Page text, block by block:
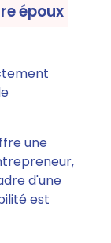
époux
une
d'une
est